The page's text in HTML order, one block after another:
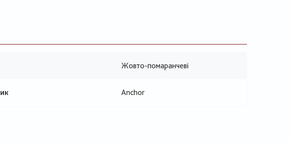
Жовто-помаранчеві
Anchor